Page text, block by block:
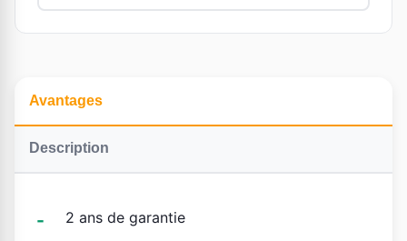
Avantages
Description
2 ans de garantie